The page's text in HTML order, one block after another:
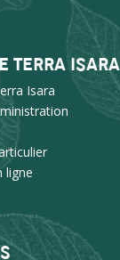
TERRA ISARA
Isara
ligne